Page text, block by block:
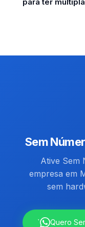
Sem
Ative Sem
empresa em
sem
` Quero